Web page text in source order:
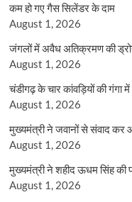
कम हो गए गैस सिलेंडर के दाम
August 1, 2026
जंगलों में अवैध अतिक्रमण की
August 1, 2026
चंडीगढ़ के चार कांवड़ियों की गंगा
August 1, 2026
मुख्यमंत्री ने जवानों से संवाद कर
August 1, 2026
मुख्यमंत्री ने शहीद ऊधम सिंह की
August 1, 2026